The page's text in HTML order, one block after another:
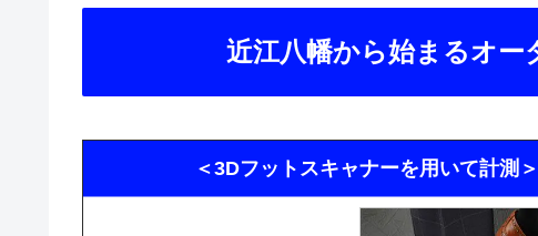
近江八幡から始まるオ
＜3Dフットスキャナーを用いて計測